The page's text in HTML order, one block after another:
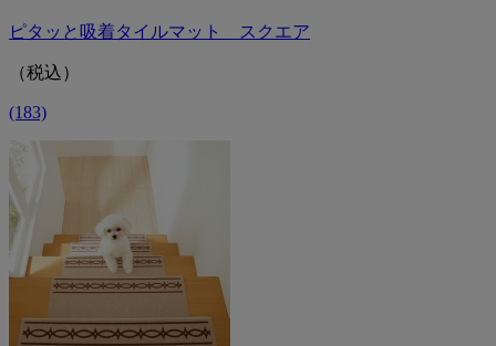
ピタッと吸着タイルマット スクエア
（税込）
(183)